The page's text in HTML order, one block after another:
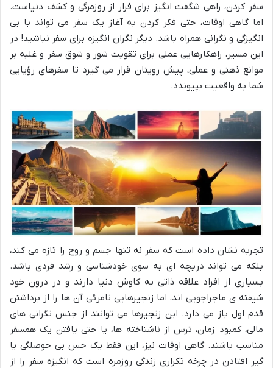
سفر کردن، راهی شگفت انگیز برای فرار از روزمرگی و کشف دنیاست.
اما گاهی اوقات، حتی فکر کردن به آغاز یک سفر می تواند با بی
انگیزگی و نگرانی همراه باشد. دیگر نگران انگیزه برای سفر نباشید! در
این مسیر، راهکارهایی عملی برای تقویت شور و شوق سفر و غلبه بر
موانع ذهنی و عملی، پیش رویتان قرار می گیرد تا سفرهای رؤیایی
شما به واقعیت بپیوندد.
تجربه نشان داده است که سفر نه تنها جسم و روح را تازه می کند،
بلکه می تواند دریچه ای به سوی خودشناسی و رشد فردی باشد.
بسیاری از افراد علاقه ذاتی به کاوش دنیا دارند و در درون خود
شیفته ی ماجراجویی اند، اما زنجیرهایی نامرئی آن ها را از برداشتن
قدم اول باز می دارد. این زنجیرها می توانند از جنس نگرانی های
مالی، کمبود زمان، ترس از ناشناخته ها، یا حتی یافتن یک همسفر
مناسب باشند. گاهی اوقات نیز، این فقط یک حس بی حوصلگی یا
گیر افتادن در چرخه تکراری زندگی روزمره است که انگیزه سفر را از